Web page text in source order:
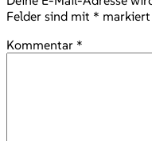
Felder sind mit * markiert
Kommentar *